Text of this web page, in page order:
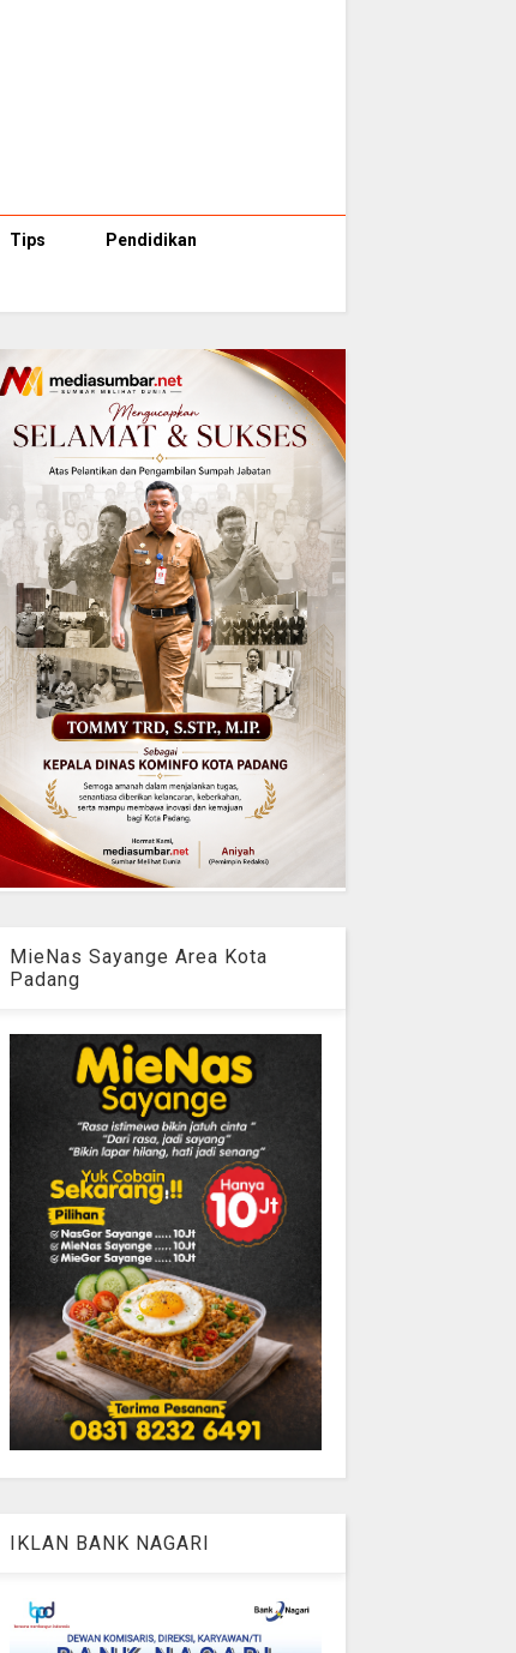
Tips Pendidikan
MieNas Sayange Area Kota
Padang
IKLAN BANK NAGARI